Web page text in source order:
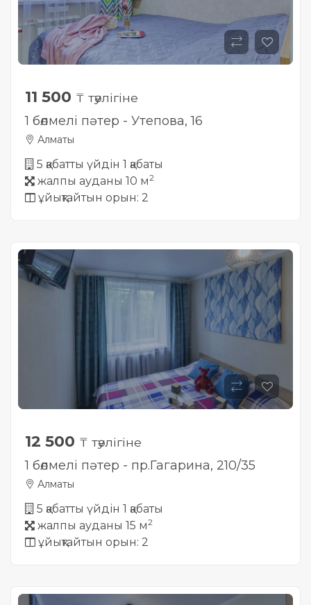
11 500 ₸ тәулігіне
1 бөлмелі пәтер - Утепова, 16
Алматы
5 қабатты үйдін 1 қабаты
жалпы ауданы 10 м2
ұйықтайтын орын: 2
12 500 ₸ тәулігіне
1 бөлмелі пәтер - пр.Гагарина, 210/35
Алматы
5 қабатты үйдін 1 қабаты
жалпы ауданы 15 м2
ұйықтайтын орын: 2